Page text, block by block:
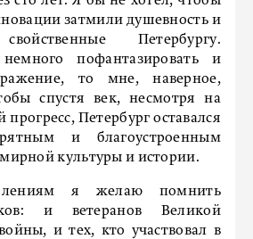
затмили душевность и
Петербургу.
пофантазировать и
то мне, наверное,
спустя век, несмотря на
прогресс, Петербург оставался
и благоустроенным
культуры и истории.
я желаю помнить
и ветеранов Великой
и тех, кто участвовал в